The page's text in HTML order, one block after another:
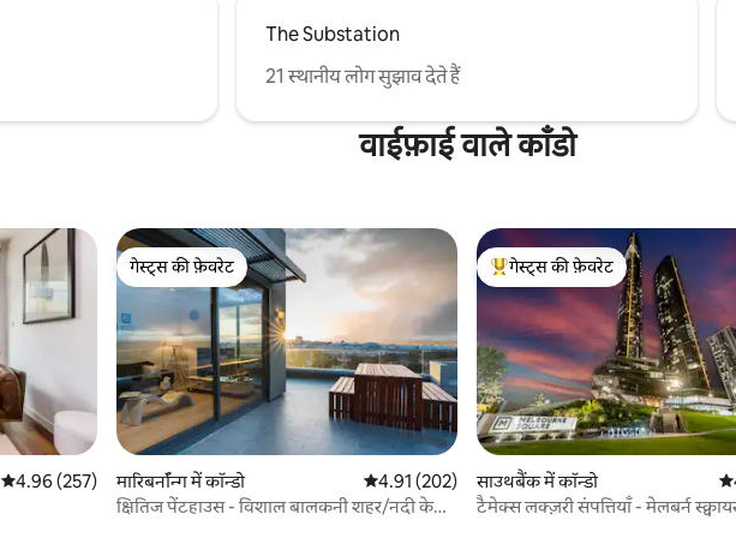
The Substation
21 स्थानीय लोग सुझाव देते हैं
वाईफ़ाई वाले काँडो
औसत रेटिंग 5 में से 4.96, 257 समीक्षाएँ
4.96 (257)
गेस्ट्स की फ़ेवरेट
गेस्ट्स की फ़ेवरेट
मारिबर्नॉन्ग में कॉन्डो औसत रेटिंग 5 में से 4.91, 202 समीक्षाएँ
4.91 (202)
क्षितिज पेंटहाउस - विशाल बालकनी शहर/नदी के
गेस्ट्स का टॉप फ़ेवरेट
गेस्ट्स की फ़ेवरेट
साउथबैंक में कॉन्डो
टैमेक्स लक्ज़री संपत्तियाँ - मेलबर्न